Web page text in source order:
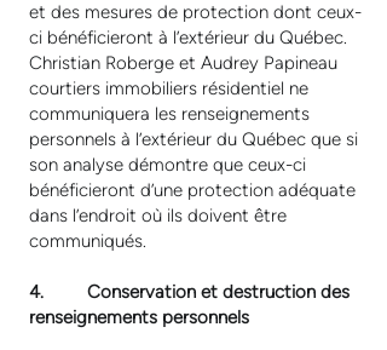
et des mesures de protection dont ceux-
ci bénéficieront à l’extérieur du Québec.
Christian Roberge et Audrey Papineau
courtiers immobiliers résidentiel ne
communiquera les renseignements
personnels à l’extérieur du Québec que si
son analyse démontre que ceux-ci
bénéficieront d’une protection adéquate
dans l’endroit où ils doivent être
communiqués.
4. Conservation et destruction des
renseignements personnels